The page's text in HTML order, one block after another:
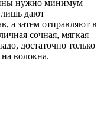
нужно минимум
дают
а затем отправляют в
сочная, мягкая
достаточно только
волокна.